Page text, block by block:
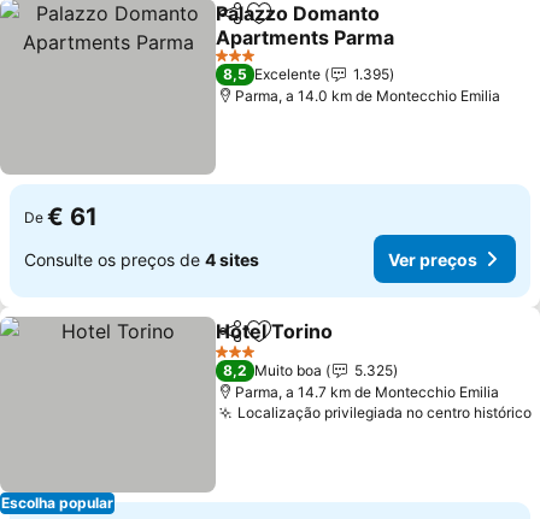
PartilharAdicionar aos favoritos
Palazzo Domanto
Apartments Parma
3 Estrelas
8,5 Excelente
1.395
Parma, a 14.0 km de Montecchio Emilia
De € 61
Consulte os preços de 4 sites Ver preços
Escolha popular
PartilharAdicionar aos favoritos
Hotel Torino
3 Estrelas
8,2 Muito boa
5.325
Parma, a 14.7 km de Montecchio Emilia
Localização privilegiada no centro histórico